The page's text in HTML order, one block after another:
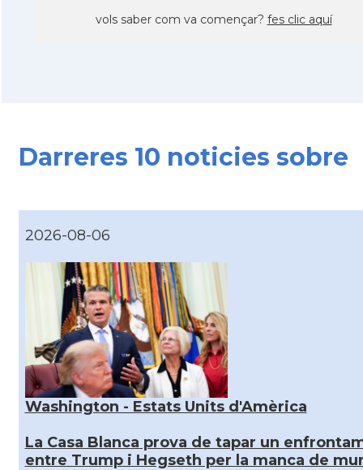
vols saber com va començar? fes clic aquí
Darreres 10 noticies sobre
2026-08-06
Washington - Estats Units d'Amèrica
La Casa Blanca prova de tapar un
entre Trump i Hegseth per la manca de